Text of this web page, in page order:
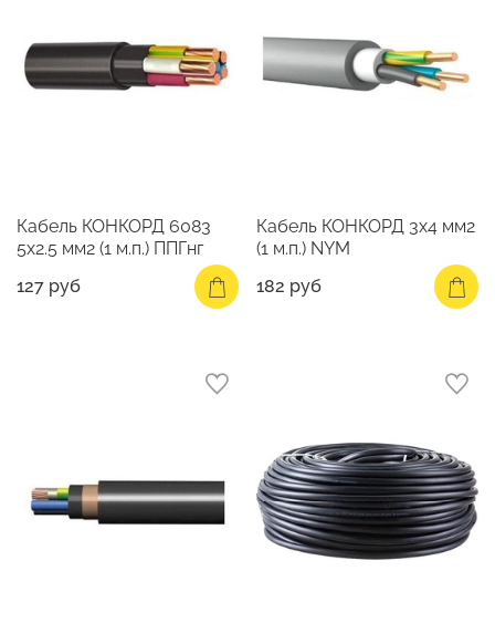
Кабель КОНКОРД 6083
5х2.5 мм2 (1 м.п.) ППГнг
127 руб
Кабель КОНКОРД 3х4 мм2
(1 м.п.) NYM
182 руб